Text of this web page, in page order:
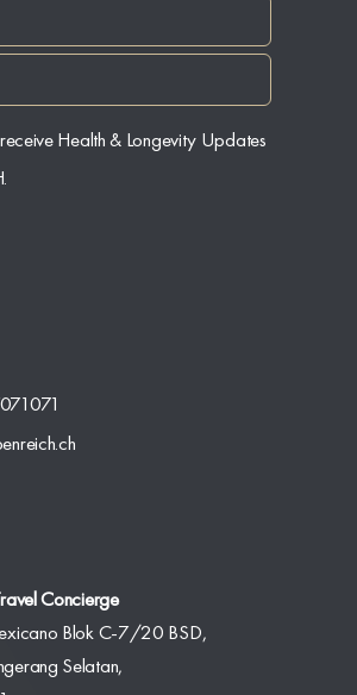
Health & Longevity Updates
Concierge
Blok C-7/20 BSD,
Selatan,